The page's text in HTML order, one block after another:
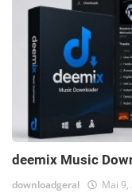
deemix Music
downloadgeral Mai 9,